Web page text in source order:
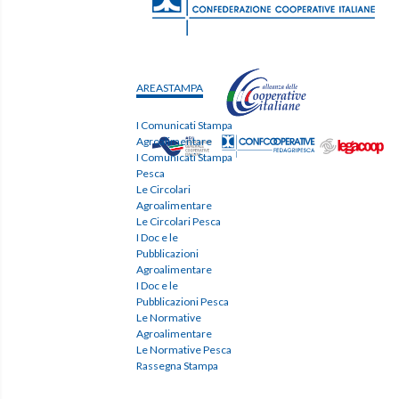
AREASTAMPA
I Comunicati Stampa
Agroalimentare
I Comunicati Stampa
Pesca
Le Circolari
Agroalimentare
Le Circolari Pesca
I Doc e le
Pubblicazioni
Agroalimentare
I Doc e le
Pubblicazioni Pesca
Le Normative
Agroalimentare
Le Normative Pesca
Rassegna Stampa